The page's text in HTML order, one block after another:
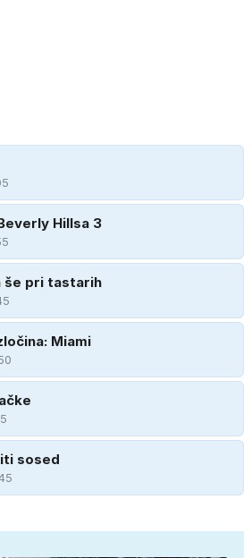
Hillsa 3
še pri tastarih
Miami
sosed